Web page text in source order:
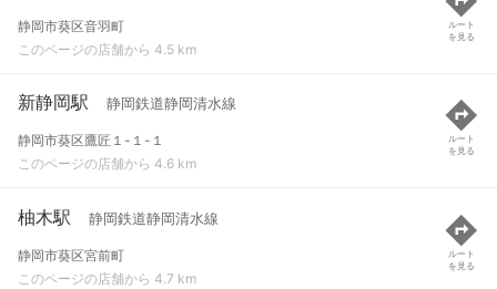
静岡市葵区音羽町
このページの店舗から 4.5 km
ルート
を見る
新静岡駅 静岡鉄道静岡清水線
静岡市葵区鷹匠１-１-１
このページの店舗から 4.6 km
ルート
を見る
柚木駅 静岡鉄道静岡清水線
静岡市葵区宮前町
このページの店舗から 4.7 km
ルート
を見る